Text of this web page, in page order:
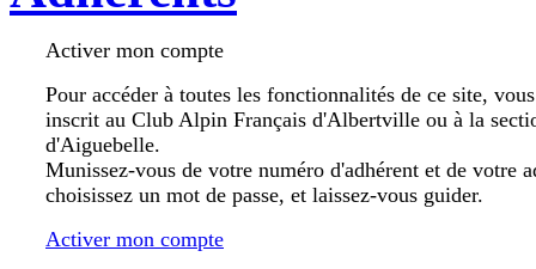
Activer mon compte
Pour accéder à toutes les fonctionnalités de ce site,
inscrit au Club Alpin Français d'Albertville ou à la
d'Aiguebelle.
Munissez-vous de votre numéro d'adhérent et de votre
choisissez un mot de passe, et laissez-vous guider.
Activer mon compte